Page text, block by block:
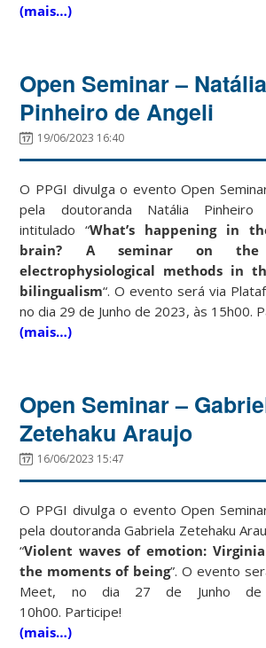
(mais…)
Open Seminar – Natália
Pinheiro de Angeli
19/06/2023 16:40
O PPGI divulga o evento Open
pela doutoranda Natália Pinheiro
intitulado “What’s happening in
brain? A seminar on
electrophysiological methods in
bilingualism“. O evento será via
no dia 29 de Junho de 2023, às 15h00.
(mais…)
Open Seminar –
Zetehaku Araujo
16/06/2023 15:47
O PPGI divulga o evento Open
pela doutoranda Gabriela Zetehaku
“Violent waves of emotion:
the moments of being”. O evento
Meet, no dia 27 de Junho
10h00. Participe!
(mais…)